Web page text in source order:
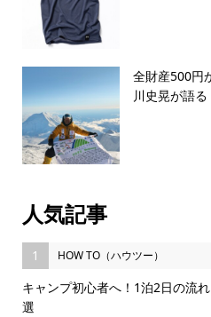
全財産500円
川史晃が語
人気記事
1 HOW TO（ハウツー）
キャンプ初心者へ！1泊2日の流
選